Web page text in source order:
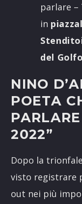
parlare –
in
del
NINO
POETA
2022”
Dopo la
visto registrare
out nei più